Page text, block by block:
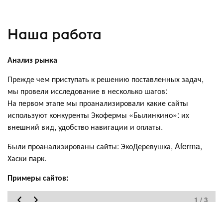
Наша работа
Анализ рынка
Прежде чем приступать к решению поставленных задач,
мы провели исследование в несколько шагов:
На первом этапе мы проанализировали какие сайты
используют конкуренты Экофермы «Былинкино»: их
внешний вид, удобство навигации и оплаты.
Были проанализированы сайты: ЭкоДеревушка, Aferma,
Хаски парк.
Примеры сайтов:
1 / 3